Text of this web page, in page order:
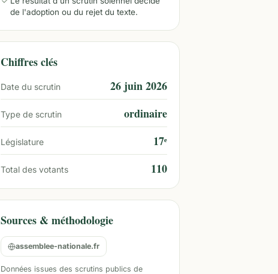
de l'adoption ou du rejet du texte.
Chiffres clés
Date du scrutin 26 juin 2026
Type de scrutin ordinaire
Législature 17ᵉ
Total des votants 110
Sources & méthodologie
assemblee-nationale.fr
Données issues des scrutins publics de